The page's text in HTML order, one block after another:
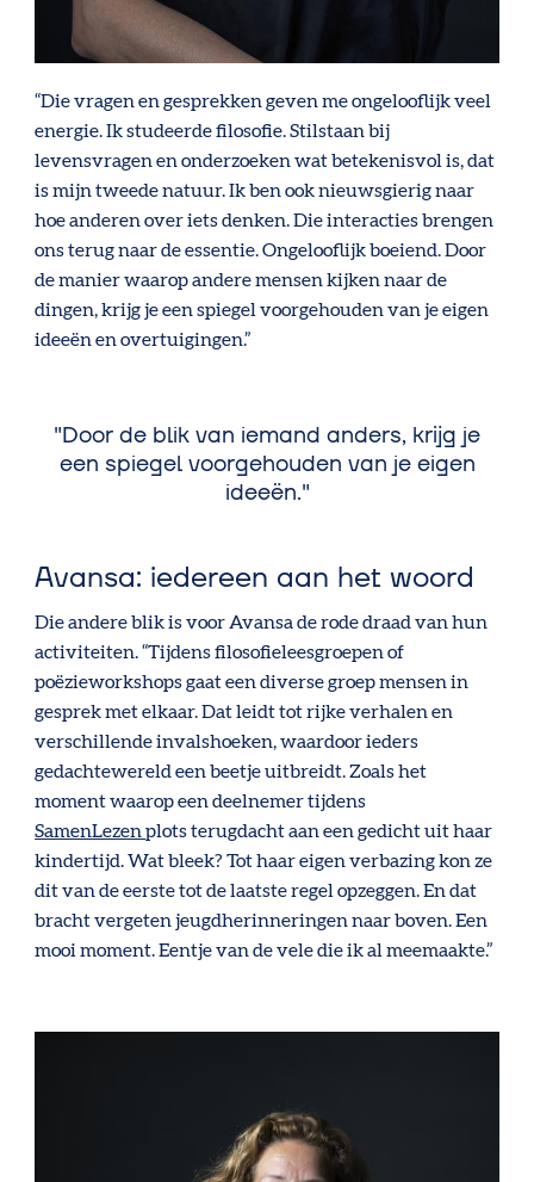
“Die vragen en gesprekken geven me ongelooflijk veel
energie. Ik studeerde filosofie. Stilstaan bij
levensvragen en onderzoeken wat betekenisvol is, dat
is mijn tweede natuur. Ik ben ook nieuwsgierig naar
hoe anderen over iets denken. Die interacties brengen
ons terug naar de essentie. Ongelooflijk boeiend. Door
de manier waarop andere mensen kijken naar de
dingen, krijg je een spiegel voorgehouden van je eigen
ideeën en overtuigingen.”
Door de blik van iemand anders, krijg je
een spiegel voorgehouden van je eigen
ideeën.
Avansa: iedereen aan het woord
Die andere blik is voor Avansa de rode draad van hun
activiteiten. “Tijdens filosofieleesgroepen of
poëzieworkshops gaat een diverse groep mensen in
gesprek met elkaar. Dat leidt tot rijke verhalen en
verschillende invalshoeken, waardoor ieders
gedachtewereld een beetje uitbreidt. Zoals het
moment waarop een deelnemer tijdens
SamenLezenplots terugdacht aan een gedicht uit haar
kindertijd. Wat bleek? Tot haar eigen verbazing kon ze
dit van de eerste tot de laatste regel opzeggen. En dat
bracht vergeten jeugdherinneringen naar boven. Een
mooi moment. Eentje van de vele die ik al meemaakte.”